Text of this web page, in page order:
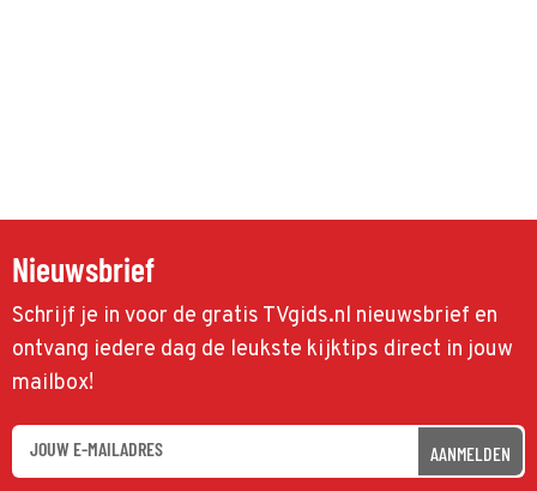
Nieuwsbrief
Schrijf je in voor de gratis TVgids.nl nieuwsbrief en
ontvang iedere dag de leukste kijktips direct in jouw
mailbox!
AANMELDEN